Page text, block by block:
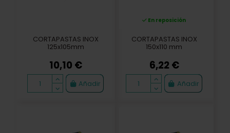
CORTAPASTAS INOX
125x105mm
10,10 €
Añadir
En reposición
CORTAPASTAS INOX
150x110 mm
6,22 €
Añadir